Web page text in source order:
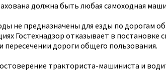
должна быть любая самоходная
не предназначены для езды по дорогам
Гостехнадзор отказывает в постановке
дороги общего пользования.
тракториста-машиниста и